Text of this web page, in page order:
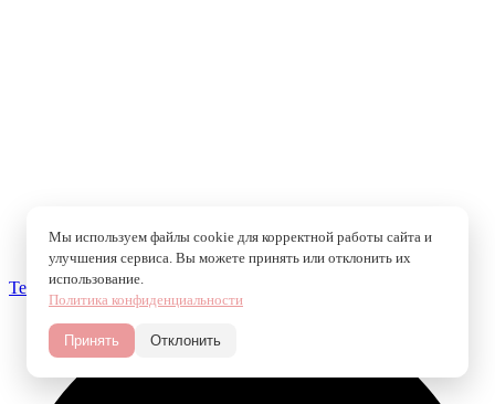
Telegram
Мы используем файлы cookie для корректной работы сайта и
улучшения сервиса. Вы можете принять или отклонить их
использование.
Политика конфиденциальности
Принять Отклонить